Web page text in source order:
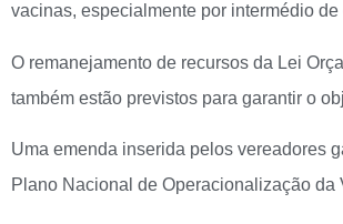
vacinas, especialmente por intermédio
O remanejamento de recursos da Lei
também estão previstos para garantir o
Uma emenda inserida pelos vereadores
Plano Nacional de Operacionalização da